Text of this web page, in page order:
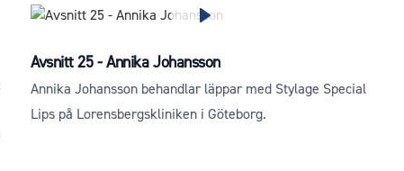
Avsnitt 25 - Annika Johansson
Annika Johansson behandlar läppar med Stylage Special
Lips på Lorensbergskliniken i Göteborg.